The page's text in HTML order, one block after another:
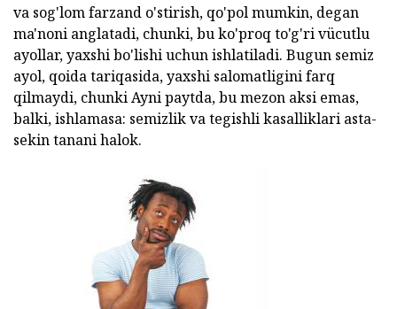
va sog'lom farzand o'stirish, qo'pol mumkin, degan
ma'noni anglatadi, chunki, bu ko'proq to'g'ri vücutlu
ayollar, yaxshi bo'lishi uchun ishlatiladi. Bugun semiz
ayol, qoida tariqasida, yaxshi salomatligini farq
qilmaydi, chunki Ayni paytda, bu mezon aksi emas,
balki, ishlamasa: semizlik va tegishli kasalliklari asta-
sekin tanani halok.